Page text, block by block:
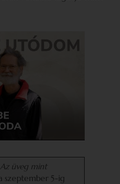
üveg mint
szeptember 5-ig